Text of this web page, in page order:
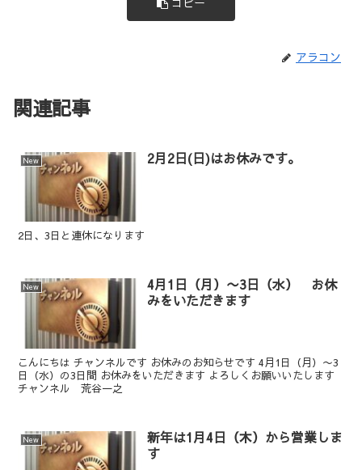
アラコン
関連記事
New 2月2日(日)はお休みです。
2日、3日と連休になります
New
4月1日（月）〜3日（水） お休
みをいただきます
こんにちは チャンネルです お休みのお知らせです 4月1日（月）〜3
日（水）の3日間 お休みをいただきます よろしくお願いいたします
チャンネル 荒谷一之
New
新年は1月4日（木）から営業しま
す